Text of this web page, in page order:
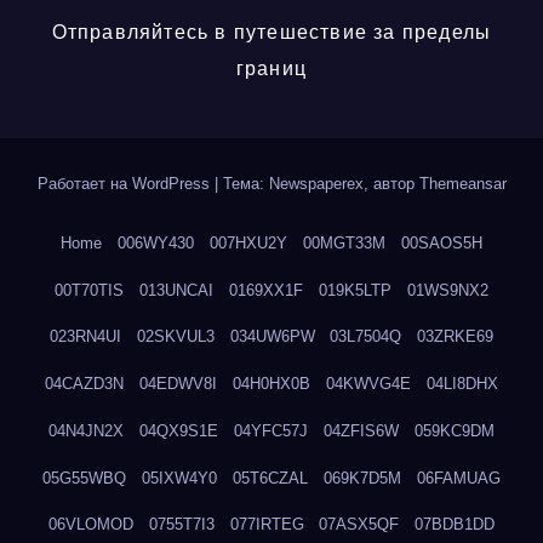
Отправляйтесь в путешествие за пределы
границ
Работает на WordPress Тема: Newspaperex, автор Themeansar
Home 006WY430 007HXU2Y 00MGT33M 00SAOS5H
00T70TIS 013UNCAI 0169XX1F 019K5LTP 01WS9NX2
023RN4UI 02SKVUL3 034UW6PW 03L7504Q 03ZRKE69
04CAZD3N 04EDWV8I 04H0HX0B 04KWVG4E 04LI8DHX
04N4JN2X 04QX9S1E 04YFC57J 04ZFIS6W 059KC9DM
05G55WBQ 05IXW4Y0 05T6CZAL 069K7D5M 06FAMUAG
06VLOMOD 0755T7I3 077IRTEG 07ASX5QF 07BDB1DD